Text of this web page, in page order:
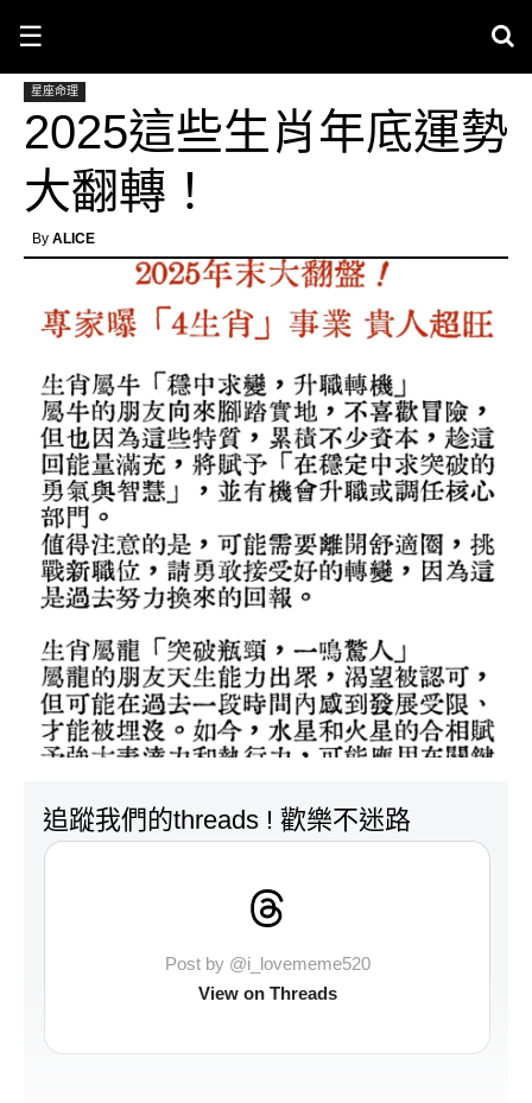
☰
星座命理
2025這些生肖年底運勢
大翻轉！
By ALICE
追蹤我們的threads ! 歡樂不迷路
Post by @i_lovememe520
View on Threads